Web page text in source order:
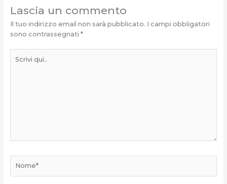
Lascia un commento
Il tuo indirizzo email non sarà pubblicato. I campi obbligatori
sono contrassegnati *
qui..